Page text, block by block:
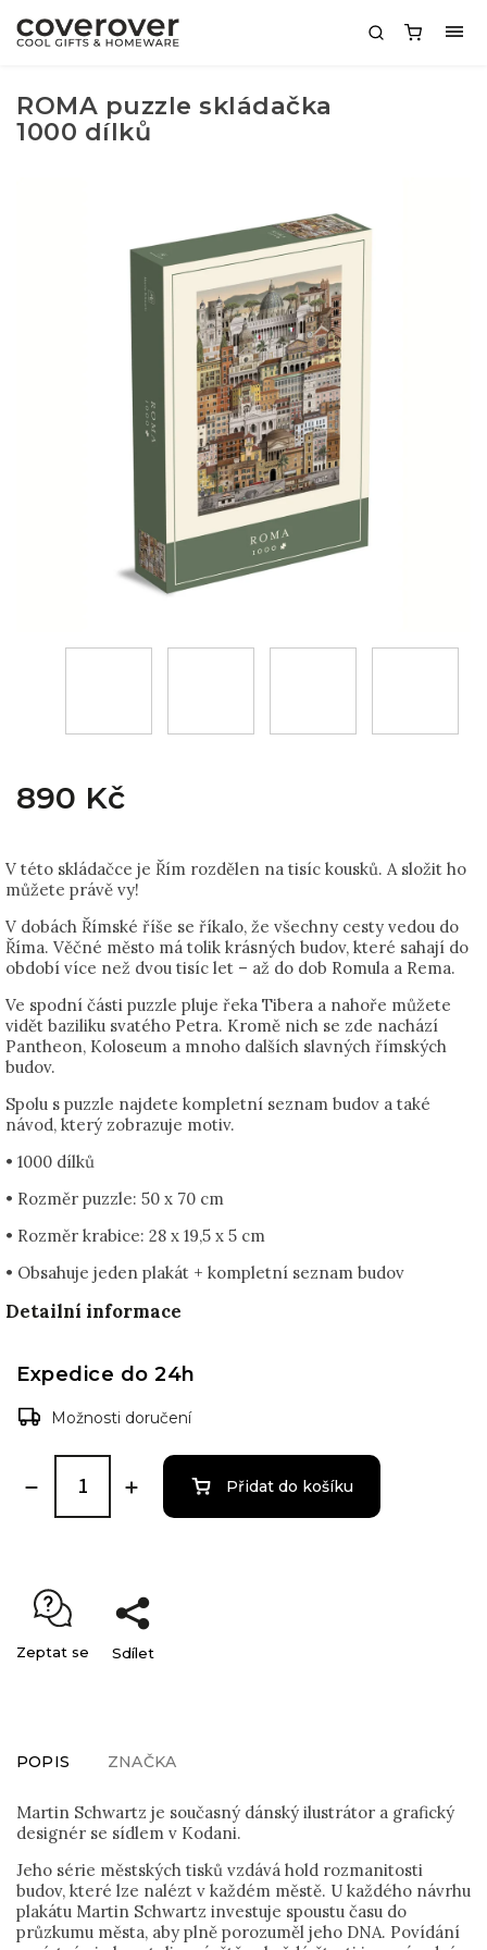
ROMA puzzle skládačka
1000 dílků
890 Kč
V této skládačce je Řím rozdělen na tisíc kousků. A složit ho
můžete právě vy!
V dobách Římské říše se říkalo, že všechny cesty vedou do
Říma. Věčné město má tolik krásných budov, které sahají do
období více než dvou tisíc let – až do dob Romula a Rema.
Ve spodní části puzzle pluje řeka Tibera a nahoře můžete
vidět baziliku svatého Petra. Kromě nich se zde nachází
Pantheon, Koloseum a mnoho dalších slavných římských
budov.
Spolu s puzzle najdete kompletní seznam budov a také
návod, který zobrazuje motiv.
• 1000 dílků
• Rozměr puzzle: 50 x 70 cm
• Rozměr krabice: 28 x 19,5 x 5 cm
• Obsahuje jeden plakát + kompletní seznam budov
Detailní informace
Expedice do 24h
Možnosti doručení
Přidat do košíku
Zeptat se Sdílet
POPIS ZNAČKA
Martin Schwartz je současný dánský ilustrátor a grafický
designér se sídlem v Kodani.
Jeho série městských tisků vzdává hold rozmanitosti
budov, které lze nalézt v každém městě. U každého návrhu
plakátu Martin Schwartz investuje spoustu času do
průzkumu města, aby plně porozuměl jeho DNA. Povídání